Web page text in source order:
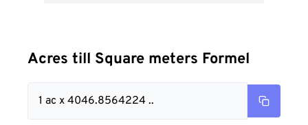
Acres till Square meters Formel
1 ac x 4046.8564224 ..